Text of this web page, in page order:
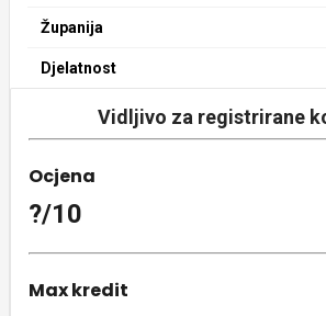
Županija
Djelatnost
Vidljivo za registrirane
Ocjena
?/10
Max kredit